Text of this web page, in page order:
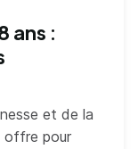
ans :
et de la
offre pour